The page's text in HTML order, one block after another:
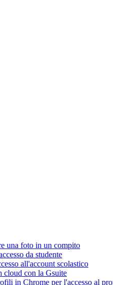
una foto in un compito
da studente
all'account scolastico
cloud con la Gsuite
in Chrome per l'accesso al